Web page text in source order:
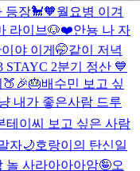
등장🐩🧡월요병 이겨
라이브🐶❤️안뇽 나 자
야 이게🤭같이 저녁
STAYC 2분기 정산 💙
🍑🎉🎂배수민 보고 싶
내가 좋은사람 드루
테이씨 보고 싶은 사람
자🌙호랑이의 탄신일
놀 사라아아아암🤪오